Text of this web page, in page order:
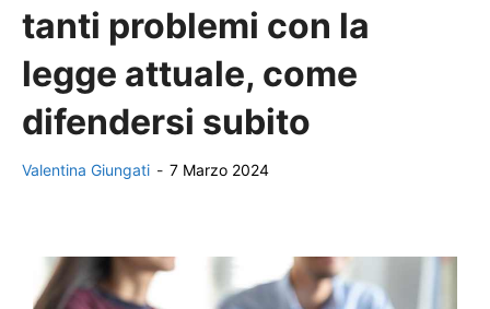
tanti problemi con la
legge attuale, come
difendersi subito
Valentina Giungati - 7 Marzo 2024